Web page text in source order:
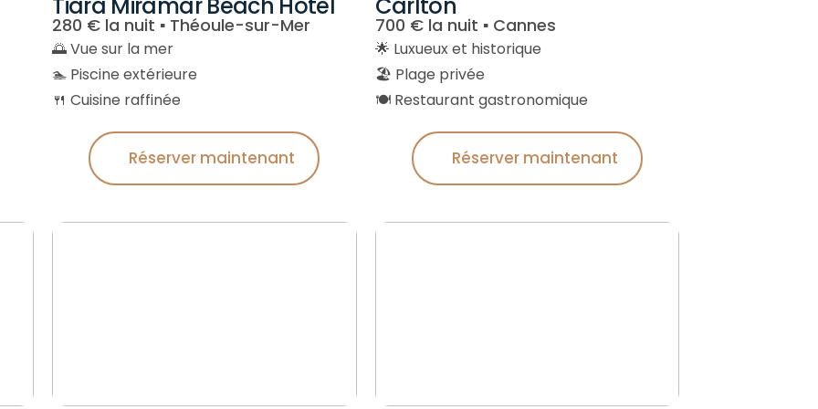
280 € la nuit ▪︎ Théoule-sur-Mer
🌅 Vue sur la mer
🏊 Piscine extérieure
🍴 Cuisine raffinée
Réserver maintenant
700 € la nuit ▪︎ Cannes
🌟 Luxueux et historique
🏖 Plage privée
🍽 Restaurant gastronomique
Réserver maintenant